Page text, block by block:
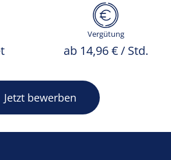
Vergütung
ab 14,96 € / Std.
Jetzt bewerben